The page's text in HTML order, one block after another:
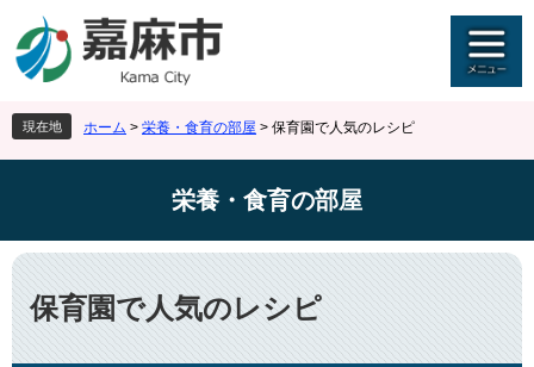
ジ
先
頭
で
ュ
を
飛
ば
本
文
へ
現在地 ホーム > 栄養・食育の部屋 > 保育園で人気のレシピ
栄養・食育の部屋
本
文
保育園で人気のレシピ